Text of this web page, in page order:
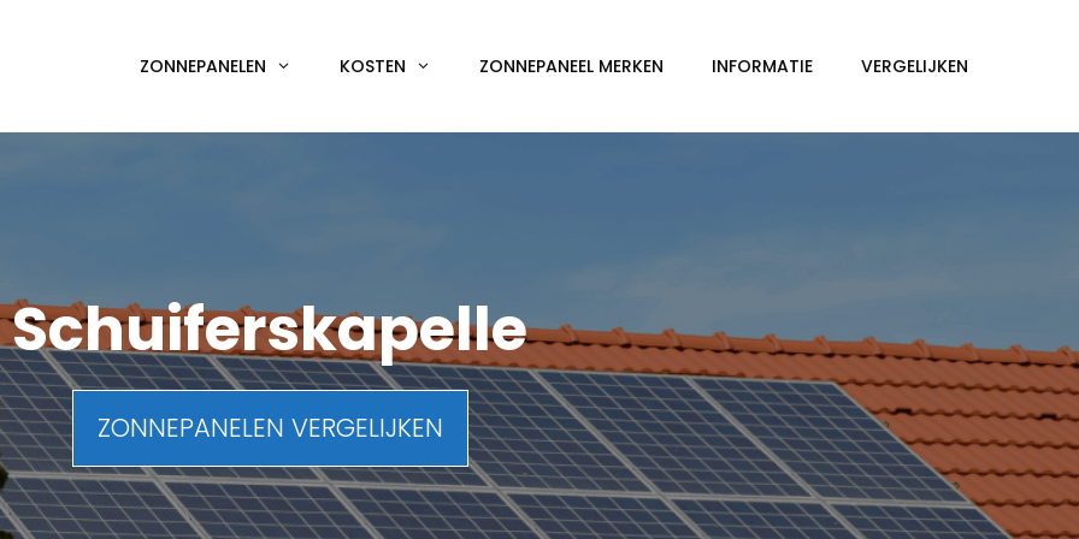
ZONNEPANELEN KOSTEN ZONNEPANEEL MERKEN INFORMATIE VERGELIJKEN
Schuiferskapelle
ZONNEPANELEN VERGELIJKEN